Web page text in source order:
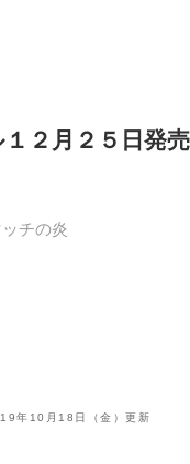
２月２５日発
チの炎
年10月18日（金）更新